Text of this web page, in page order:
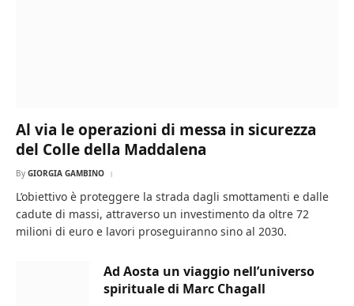
Al via le operazioni di messa in sicurezza
del Colle della Maddalena
By GIORGIA GAMBINO
L’obiettivo è proteggere la strada dagli smottamenti e dalle
cadute di massi, attraverso un investimento da oltre 72
milioni di euro e lavori proseguiranno sino al 2030.
Ad Aosta un viaggio nell’universo
spirituale di Marc Chagall